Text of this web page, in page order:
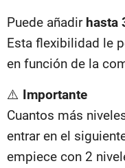
Puede añadir hasta
Esta flexibilidad le
en función de la
⚠️ Importante
Cuantos más
entrar en el
empiece con 2